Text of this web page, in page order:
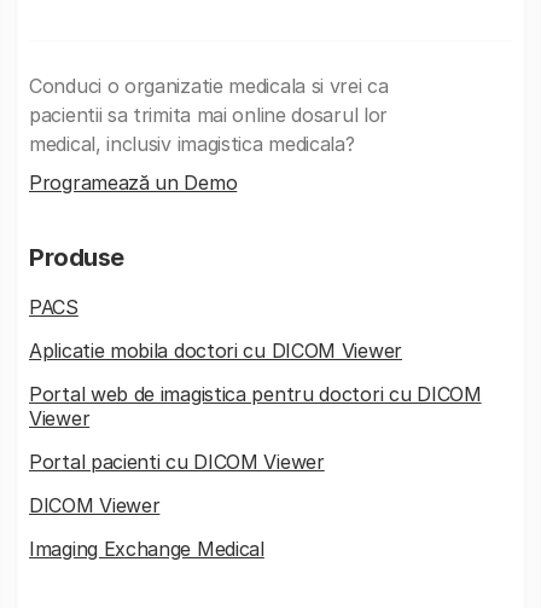
Conduci o organizatie medicala si vrei ca
pacientii sa trimita mai online dosarul lor
medical, inclusiv imagistica medicala?
Programează un Demo
Produse
PACS
Aplicatie mobila doctori cu DICOM Viewer
Portal web de imagistica pentru doctori cu DICOM
Viewer
Portal pacienti cu DICOM Viewer
DICOM Viewer
Imaging Exchange Medical